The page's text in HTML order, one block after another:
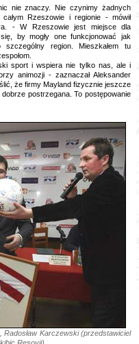
nie znaczy. Nie czynimy żadnych
Rzeszowie i regionie - mówił
- W Rzeszowie jest miejsce dla
by mogły one funkcjonować jak
region. Mieszkałem tu
sport i wspiera nie tylko nas, ale i
animozji - zaznaczał Aleksander
że firmy Mayland fizycznie jeszcze
postrzegana. To postępowanie
Karczewski (przedstawiciel